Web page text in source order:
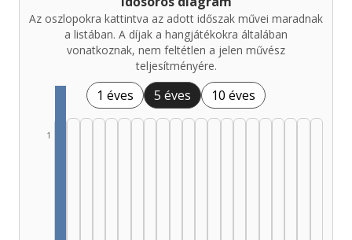
Az oszlopokra kattintva az adott időszak művei maradnak
a listában. A díjak a hangjátékokra általában
vonatkoznak, nem feltétlen a jelen művész
teljesítményére.
1 éves 5 éves 10 éves
1